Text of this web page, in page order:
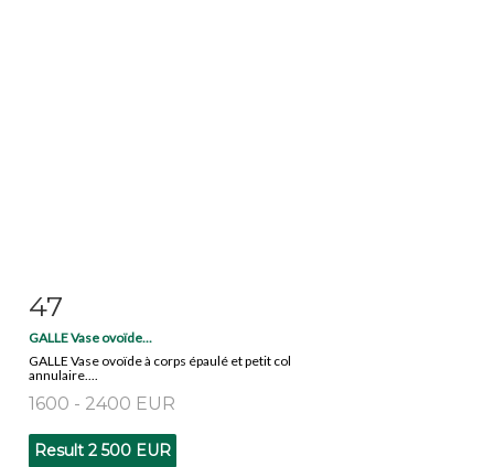
Item detail
47
GALLE Vase ovoïde...
GALLE Vase ovoïde à corps épaulé et petit col
annulaire....
1600 - 2400 EUR
Result 2 500 EUR